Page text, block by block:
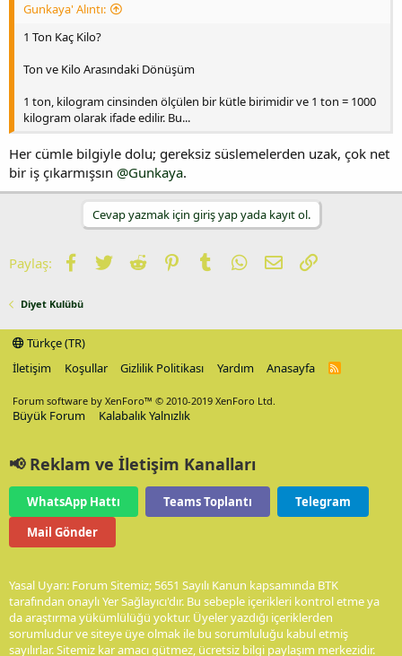
Gunkaya' Alıntı:
1 Ton Kaç Kilo?
Ton ve Kilo Arasındaki Dönüşüm
1 ton, kilogram cinsinden ölçülen bir kütle birimidir ve 1 ton = 1000
kilogram olarak ifade edilir. Bu...
Her cümle bilgiyle dolu; gereksiz süslemelerden uzak, çok net
bir iş çıkarmışsın @Gunkaya.
Cevap yazmak için giriş yap yada kayıt ol.
Paylaş: Facebook
TwitterReddit PinterestTumblrWhatsApp
E-postaLink
Diyet Kulübü
Türkçe (TR)
İletişim
Koşullar Gizlilik Politikası Yardım Anasayfa
R
Forum software by XenForo™ © 2010-2019 XenForo Ltd.
Büyük Forum Kalabalık Yalnızlık
📢 Reklam ve İletişim Kanalları
WhatsApp Hattı Teams Toplantı
Telegram
Mail Gönder
Yasal Uyarı: Forum Sitemiz; 5651 Sayılı Kanun kapsamında BTK
tarafından onaylı Yer Sağlayıcı'dır. Bu sebeple içerikleri kontrol etme ya
da araştırma yükümlülüğü yoktur. Üyeler yazdığı içeriklerden
sorumludur ve siteye üye olmak ile bu sorumluluğu kabul etmiş
sayılırlar. Sitemiz kar amacı gütmez, ücretsiz bilgi paylaşım merkezidir.